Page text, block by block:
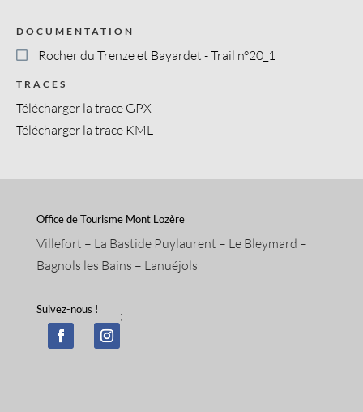
DOCUMENTATION
Rocher du Trenze et Bayardet - Trail n°20_1
TRACES
Télécharger la trace GPX
Télécharger la trace KML
Office de Tourisme Mont Lozère
Villefort – La Bastide Puylaurent – Le Bleymard –
Bagnols les Bains – Lanuéjols
Suivez-nous ! ;